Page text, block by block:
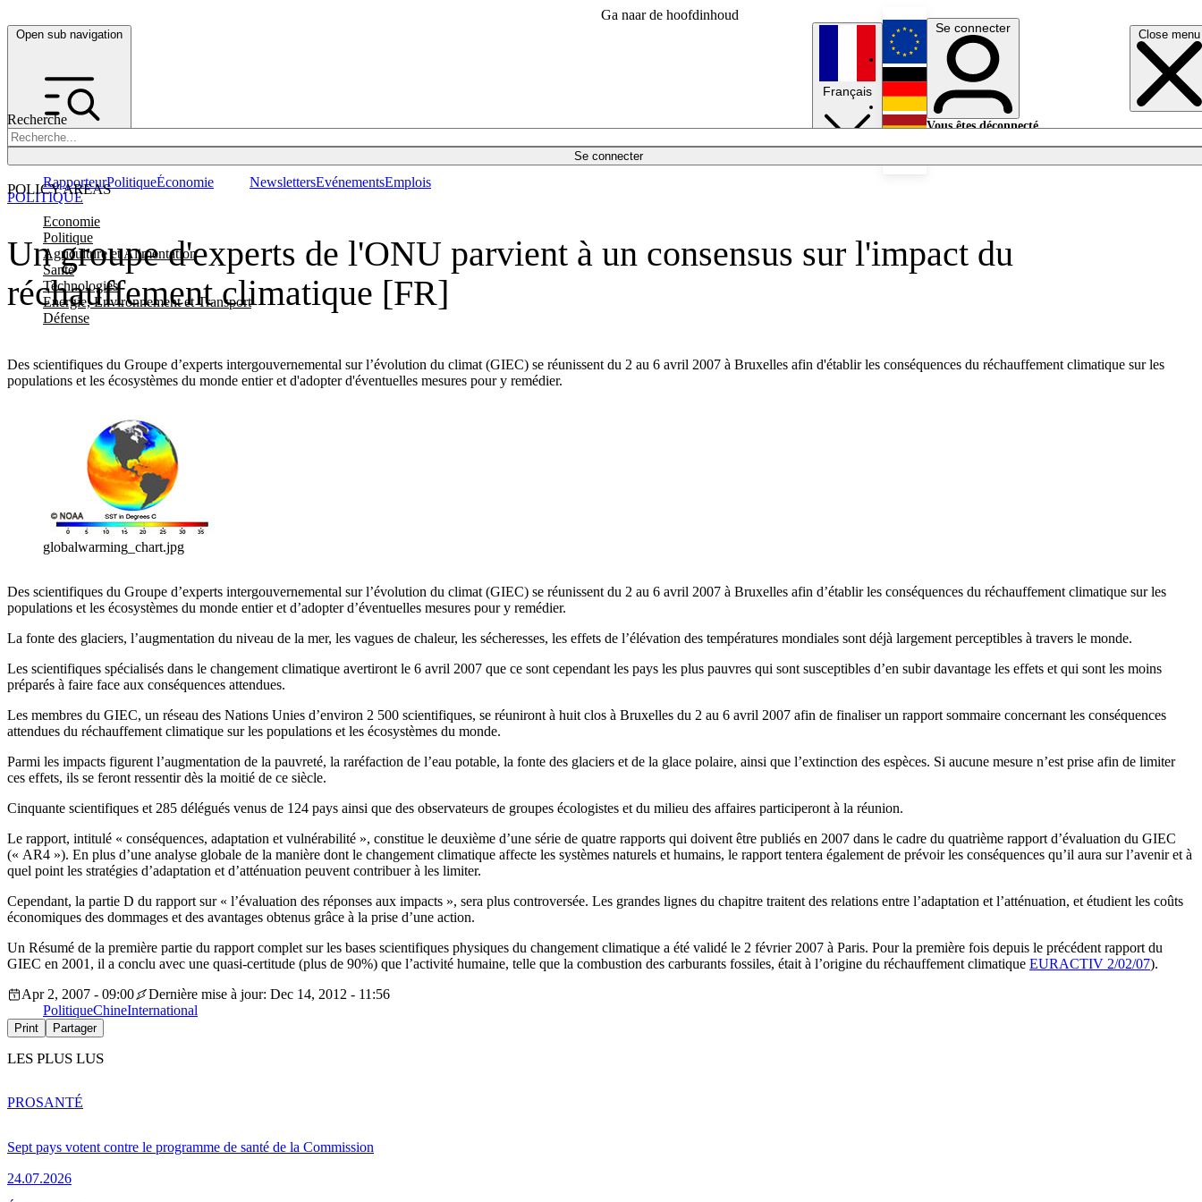
Ga naar de hoofdinhoud
Open sub navigation Close menu
Recherche
Se connecter
POLICY AREAS
Economie
Politique
Agriculture et Alimentation
Santé
Technologies
Energie, Environnement et Transport
Défense
RapporteurPolitiqueÉconomie NewslettersEvénementsEmplois
Français
English
Deutsch
Se connecter
Vous êtes déconnecté.
Un groupe d'experts de l'ONU parvient à un consensus sur l'impact du
réchauffement climatique [FR]
Des scientifiques du Groupe d’experts intergouvernemental sur l’évolution du climat (GIEC) se réunissent du 2 au 6 avril 2007 à Bruxelles afin d'établir les conséquences du réchauffement climatique sur les
populations et les écosystèmes du monde entier et d'adopter d'éventuelles mesures pour y remédier.
POLITIQUE
globalwarming_chart.jpg
Des scientifiques du Groupe d’experts intergouvernemental sur l’évolution du climat (GIEC) se réunissent du 2 au 6 avril 2007 à Bruxelles afin d’établir les conséquences du réchauffement climatique sur les
populations et les écosystèmes du monde entier et d’adopter d’éventuelles mesures pour y remédier.
La fonte des glaciers, l’augmentation du niveau de la mer, les vagues de chaleur, les sécheresses, les effets de l’élévation des températures mondiales sont déjà largement perceptibles à travers le monde.
Les scientifiques spécialisés dans le changement climatique avertiront le 6 avril 2007 que ce sont cependant les pays les plus pauvres qui sont susceptibles d’en subir davantage les effets et qui sont les moins
préparés à faire face aux conséquences attendues.
Les membres du GIEC, un réseau des Nations Unies d’environ 2 500 scientifiques, se réuniront à huit clos à Bruxelles du 2 au 6 avril 2007 afin de finaliser un rapport sommaire concernant les conséquences
attendues du réchauffement climatique sur les populations et les écosystèmes du monde.
Parmi les impacts figurent l’augmentation de la pauvreté, la raréfaction de l’eau potable, la fonte des glaciers et de la glace polaire, ainsi que l’extinction des espèces. Si aucune mesure n’est prise afin de limiter
ces effets, ils se feront ressentir dès la moitié de ce siècle.
Cinquante scientifiques et 285 délégués venus de 124 pays ainsi que des observateurs de groupes écologistes et du milieu des affaires participeront à la réunion.
Le rapport, intitulé « conséquences, adaptation et vulnérabilité », constitue le deuxième d’une série de quatre rapports qui doivent être publiés en 2007 dans le cadre du quatrième rapport d’évaluation du GIEC
(« AR4 »). En plus d’une analyse globale de la manière dont le changement climatique affecte les systèmes naturels et humains, le rapport tentera également de prévoir les conséquences qu’il aura sur l’avenir et à
quel point les stratégies d’adaptation et d’atténuation peuvent contribuer à les limiter.
Cependant, la partie D du rapport sur « l’évaluation des réponses aux impacts », sera plus controversée. Les grandes lignes du chapitre traitent des relations entre l’adaptation et l’atténuation, et étudient les coûts
économiques des dommages et des avantages obtenus grâce à la prise d’une action.
Un Résumé de la première partie du rapport complet sur les bases scientifiques physiques du changement climatique a été validé le 2 février 2007 à Paris. Pour la première fois depuis le précédent rapport du
GIEC en 2001, il a conclu avec une quasi-certitude (plus de 90%) que l’activité humaine, telle que la combustion des carburants fossiles, était à l’origine du réchauffement climatique EURACTIV 2/02/07).
Apr 2, 2007 - 09:00
Dernière mise à jour: Dec 14, 2012 - 11:56
PolitiqueChineInternational
Print Partager
LES PLUS LUS
Sept pays votent contre le programme de santé de la Commission
24.07.2026
PROSANTÉ